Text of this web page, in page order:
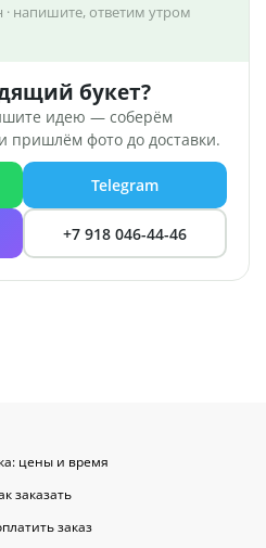
· напишите, ответим утром
букет?
идею — соберём
пришлём фото до доставки.
Telegram
+7 918 046-44-46
цены и время
заказать
заказ